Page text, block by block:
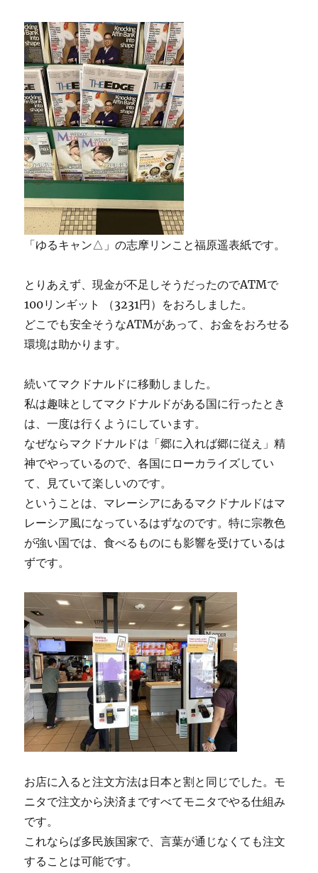
「ゆるキャン△」の志摩リンこと福原遥表紙です。
とりあえず、現金が不足しそうだったのでATMで
100リンギット （3231円）をおろしました。
どこでも安全そうなATMがあって、お金をおろせる
環境は助かります。
続いてマクドナルドに移動しました。
私は趣味としてマクドナルドがある国に行ったとき
は、一度は行くようにしています。
なぜならマクドナルドは「郷に入れば郷に従え」精
神でやっているので、各国にローカライズしてい
て、見ていて楽しいのです。
ということは、マレーシアにあるマクドナルドはマ
レーシア風になっているはずなのです。特に宗教色
が強い国では、食べるものにも影響を受けているは
ずです。
お店に入ると注文方法は日本と割と同じでした。モ
ニタで注文から決済まですべてモニタでやる仕組み
です。
これならば多民族国家で、言葉が通じなくても注文
することは可能です。